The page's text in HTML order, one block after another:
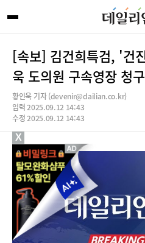
[속보] 김건희특검, '건
욱 도의원 구속영장 청구
황인욱 기자 (devenir@dailian.co.kr)
입력 2025.09.12 14:43
수정 2025.09.12 14:43
X